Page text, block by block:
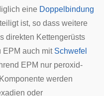
eine Doppelbindung
ist, so dass weitere
direkten Kettengerüsts
EPM auch mit Schwefel
EPM nur peroxid-
werden
oder